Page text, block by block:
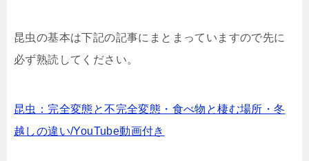
昆虫の基本は下記の記事にまとまっていますので先に
必ず熟読してください。
昆虫：完全変態と不完全変態・食べ物と棲む場所・冬
越しの違い/YouTube動画付き